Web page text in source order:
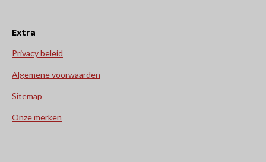
Extra
Privacy beleid
Algemene voorwaarden
Sitemap
Onze merken